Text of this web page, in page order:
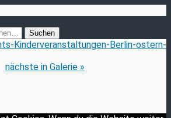
Kinderveranstaltungen-Berlin-ostern-
nächste in Galerie »